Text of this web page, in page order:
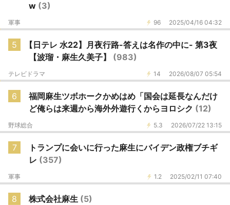
w (3)
96 2025/04/16 04:32
軍事
5
【日テレ 水22】月夜行路-答えは名作の中に- 第3夜
【波瑠・麻生久美子】 (983)
14 2026/08/07 05:54
テレビドラマ
6
福岡麻生ツボホークかめはめ「国会は延長なんだけ
ど俺らは来週から海外外遊行くからヨロシク (12)
5.3 2026/07/22 13:15
野球総合
7
トランプに会いに行った麻生にバイデン政権ブチギ
レ (357)
1.2 2025/02/11 07:40
軍事
8 株式会社麻生 (5)